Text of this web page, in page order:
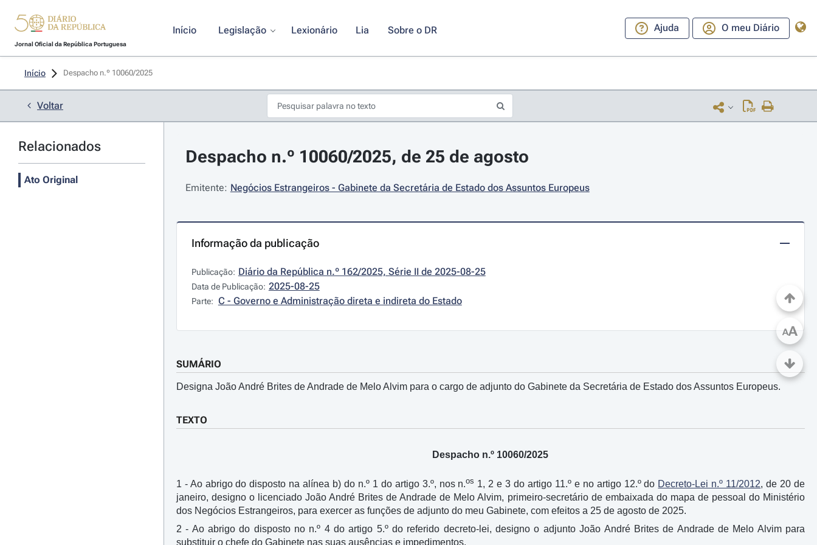
Jornal Oficial da República Portuguesa
Início Legislação Lexionário Lia Sobre o DR Ajuda O meu Diário
Início Despacho n.º 10060/2025
Voltar
Relacionados
Ato Original
Despacho n.º 10060/2025, de 25 de agosto
Emitente: Negócios Estrangeiros - Gabinete da Secretária de Estado dos Assuntos Europeus
Informação da publicação
Publicação: Diário da República n.º 162/2025, Série II de 2025-08-25
Data de Publicação: 2025-08-25
Parte: C - Governo e Administração direta e indireta do Estado
SUMÁRIO
Designa João André Brites de Andrade de Melo Alvim para o cargo de adjunto do Gabinete da Secretária de Estado dos Assuntos Europeus.
TEXTO
Despacho n.º 10060/2025
1 - Ao abrigo do disposto na alínea b) do n.º 1 do artigo 3.º, nos n.os 1, 2 e 3 do artigo 11.º e no artigo 12.º do Decreto-Lei n.º 11/2012, de 20 de
janeiro, designo o licenciado João André Brites de Andrade de Melo Alvim, primeiro-secretário de embaixada do mapa de pessoal do Ministério
dos Negócios Estrangeiros, para exercer as funções de adjunto do meu Gabinete, com efeitos a 25 de agosto de 2025.
2 - Ao abrigo do disposto no n.º 4 do artigo 5.º do referido decreto-lei, designo o adjunto João André Brites de Andrade de Melo Alvim para
substituir o chefe do Gabinete nas suas ausências e impedimentos.
AA